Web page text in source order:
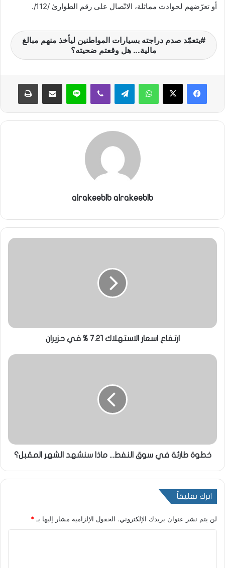
أو تعرّضهم لحوادث مماثلة، الاتّصال على رقم الطوارئ /112/.
يتعمّد صدم دراجته بسيارات المواطنين ليأخذ منهم مبالغ
مالية... هل وقعتم ضحيته؟
واتساب لاين
alrakeeblb alrakeeblb
ارتفاع اسعار الاستهلاك 7.21 % في حزيران
خطوة طارئة في سوق النفط... ماذا سنشهد الشهر المقبل؟
اترك تعليقاً
لن يتم نشر عنوان بريدك الإلكتروني. الحقول الإلزامية مشار إليها بـ*